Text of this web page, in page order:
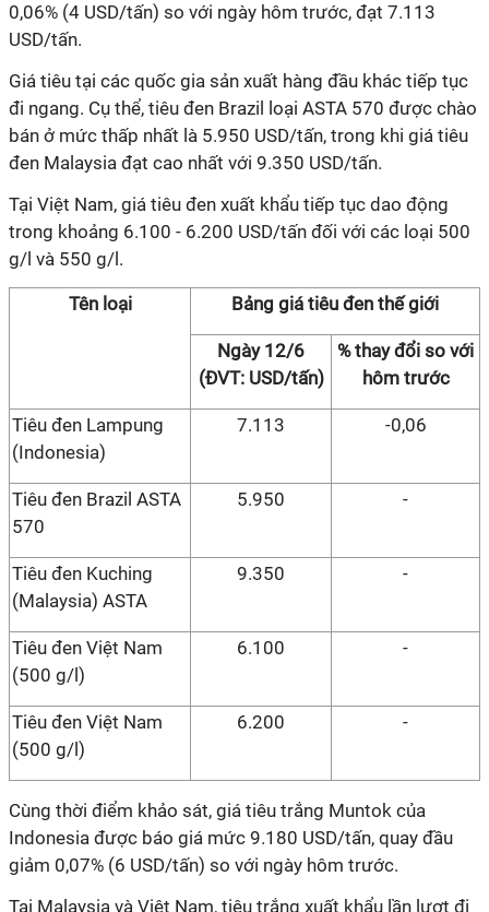
0,06% (4 USD/tấn) so với ngày hôm trước, đạt 7.113
USD/tấn.
Giá tiêu tại các quốc gia sản xuất hàng đầu khác tiếp tục
đi ngang. Cụ thể, tiêu đen Brazil loại ASTA 570 được chào
bán ở mức thấp nhất là 5.950 USD/tấn, trong khi giá tiêu
đen Malaysia đạt cao nhất với 9.350 USD/tấn.
Tại Việt Nam, giá tiêu đen xuất khẩu tiếp tục dao động
trong khoảng 6.100 - 6.200 USD/tấn đối với các loại 500
g/l và 550 g/l.
Tên loại Bảng giá tiêu đen thế giới
Ngày 12/6
(ĐVT: USD/tấn)
% thay đổi so với
hôm trước
Tiêu đen Lampung
(Indonesia)
7.113 -0,06
Tiêu đen Brazil ASTA
570
5.950 -
Tiêu đen Kuching
(Malaysia) ASTA
9.350 -
Tiêu đen Việt Nam
(500 g/l)
6.100 -
Tiêu đen Việt Nam
(500 g/l)
6.200 -
Cùng thời điểm khảo sát, giá tiêu trắng Muntok của
Indonesia được báo giá mức 9.180 USD/tấn, quay đầu
giảm 0,07% (6 USD/tấn) so với ngày hôm trước.
Tại Malaysia và Việt Nam, tiêu trắng xuất khẩu lần lượt đi